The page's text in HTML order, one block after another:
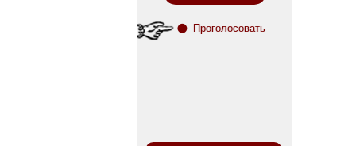
Проголосовать